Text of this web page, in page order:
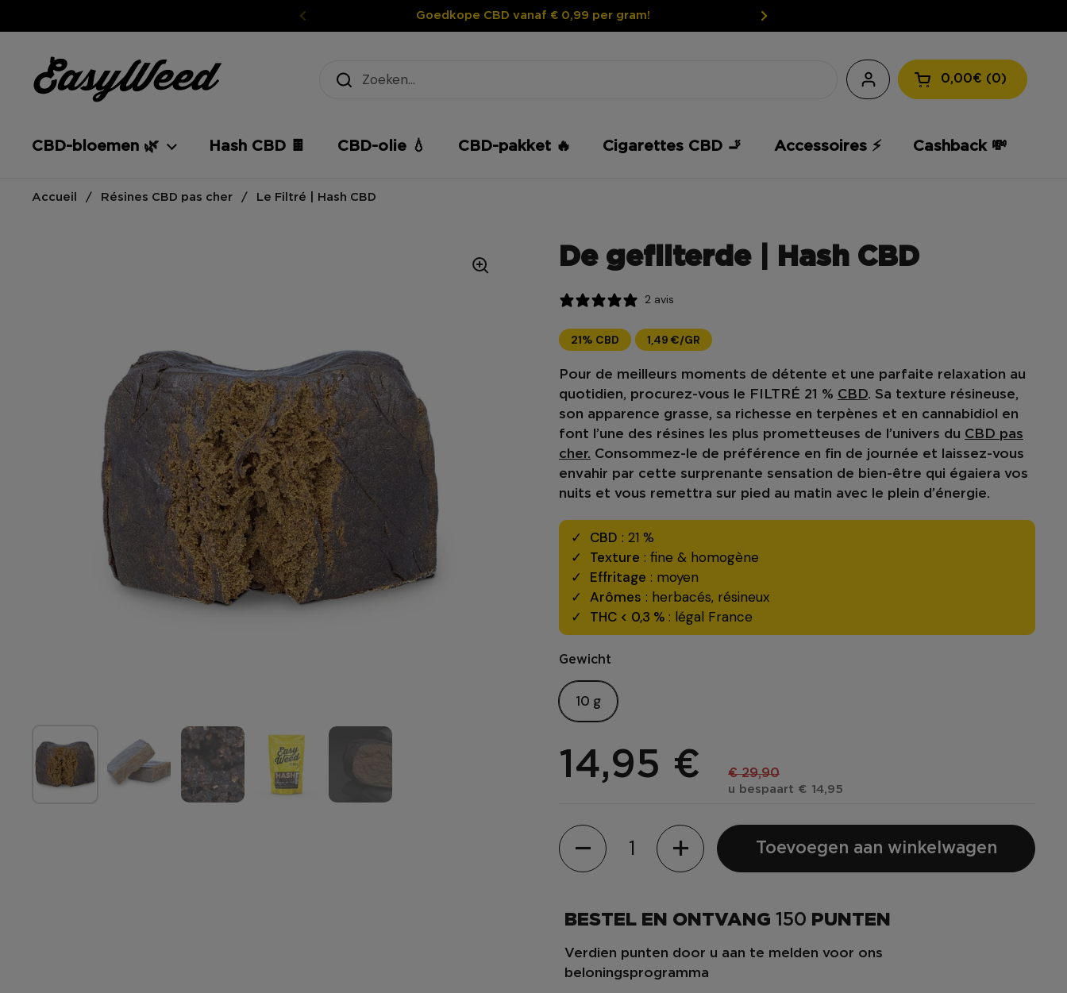
Goedkope CBD vanaf € 0,99 per gram!
Winkelmandje
0,00€ 0
CBD-bloemen 🌿 Hash CBD 🍫 CBD-olie 💧 CBD-pakket 🔥 Cigarettes CBD 🚬 Accessoires ⚡️ Cashback 💸
Accueil / Résines CBD pas cher / Le Filtré | Hash CBD
De gefilterde | Hash CBD
2 avis
21% CBD 1,49 €/GR
Pour de meilleurs moments de détente et une parfaite relaxation au
quotidien, procurez-vous le FILTRÉ 21 % CBD. Sa texture résineuse,
son apparence grasse, sa richesse en terpènes et en cannabidiol en
font l’une des résines les plus prometteuses de l’univers du CBD pas
cher. Consommez-le de préférence en fin de journée et laissez-vous
envahir par cette surprenante sensation de bien-être qui égaiera vos
nuits et vous remettra sur pied au matin avec le plein d’énergie.
CBD : 21 %
Texture : fine & homogène
Effritage : moyen
Arômes : herbacés, résineux
THC < 0,3 % : légal France
Gewicht
10 g
14,95 € € 29,90
u bespaart € 14,95
Hoeveelheid
Toevoegen aan winkelwagen
BESTEL EN ONTVANG 150 PUNTEN
Verdien punten door u aan te melden voor ons
beloningsprogramma